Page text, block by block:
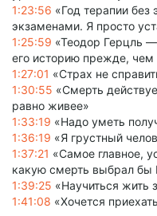
1:23:56 «Год терапии без
экзаменами. Я просто
1:25:59 «Теодор Герцль
его историю прежде, чем
1:27:01 «Страх не
1:30:55 «Смерть
равно живее»
1:33:19 «Надо уметь
1:36:19 «Я грустный
1:37:21 «Самое главное,
какую смерть выбрал бы
1:39:25 «Научиться жить
1:41:08 «Хочется